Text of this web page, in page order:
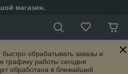
магазин.
обрабатывать заказы и
графику работы сегодня
обработана в ближайший